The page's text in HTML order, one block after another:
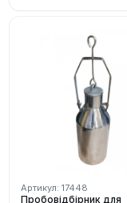
Артикул: 17448
Пробовідбірник для